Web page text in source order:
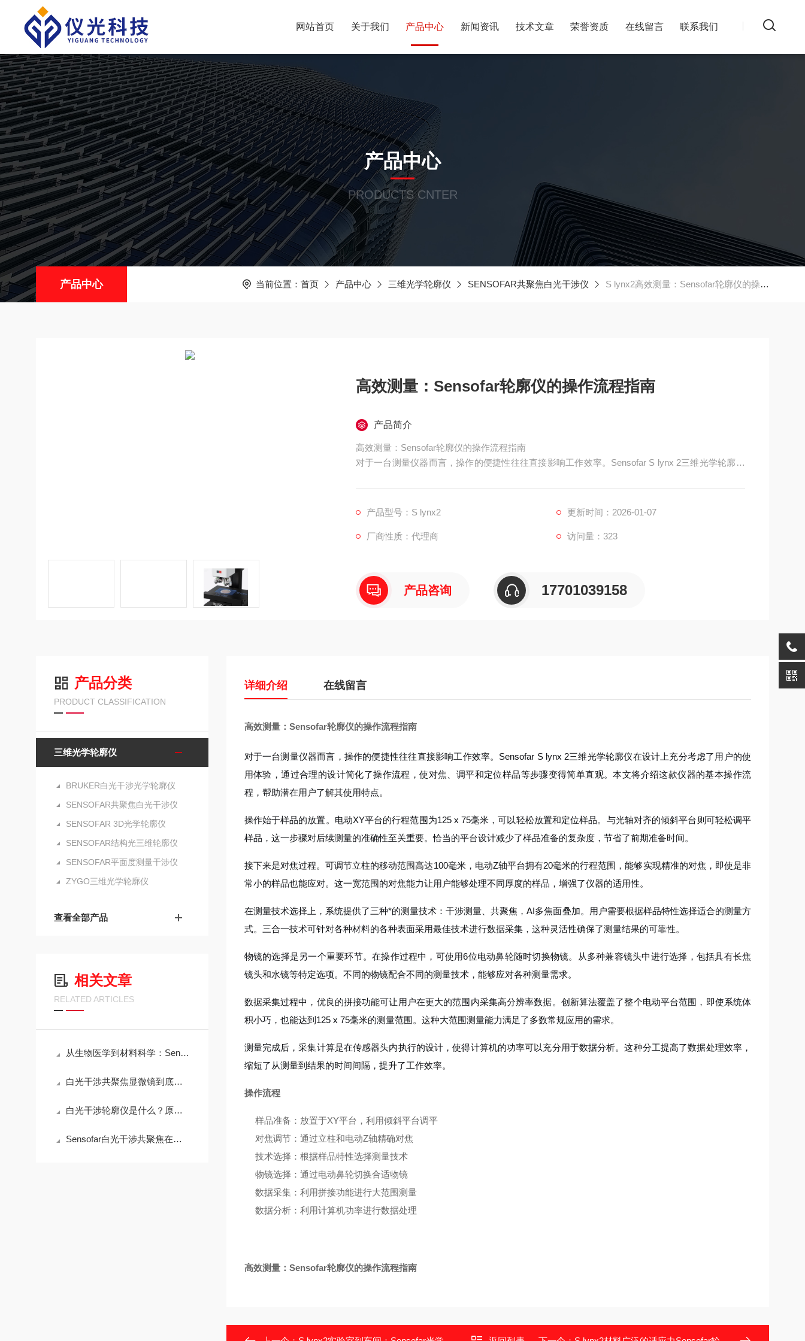
网站首页 关于我们 产品中心 新闻资讯 技术文章 荣誉资质 在线留言 联系我们
产品中心
PRODUCTS CNTER
产品中心 当前位置： 首页 产品中心 三维光学轮廓仪 SENSOFAR共聚焦白光干涉仪 S lynx2高效测量：Sensofar轮廓仪的操作流程指南
高效测量：Sensofar轮廓仪的操作流程指南
产品简介
高效测量：Sensofar轮廓仪的操作流程指南
对于一台测量仪器而言，操作的便捷性往往直接影响工作效率。Sensofar S lynx 2三维光学轮廓仪
产品型号：S lynx2
更新时间：2026-01-07
厂商性质：代理商 访问量：323
产品咨询 17701039158
产品分类
PRODUCT CLASSIFICATION
三维光学轮廓仪
BRUKER白光干涉光学轮廓仪
SENSOFAR共聚焦白光干涉仪
SENSOFAR 3D光学轮廓仪
SENSOFAR结构光三维轮廓仪
SENSOFAR平面度测量干涉仪
ZYGO三维光学轮廓仪
查看全部产品
相关文章
RELATED ARTICLES
从生物医学到材料科学：Sensofar三维共聚焦白光干涉仪的跨领域应用传奇
白光干涉共聚焦显微镜到底贵在哪？拆开看完你就懂了
白光干涉轮廓仪是什么？原理、用途与选购指南
Sensofar白光干涉共聚焦在半导体晶圆表面粗糙度检测中的应用与行业标准对标
详细介绍 在线留言
高效测量：Sensofar轮廓仪的操作流程指南
对于一台测量仪器而言，操作的便捷性往往直接影响工作效率。Sensofar S lynx 2三维光学轮廓仪在设计上充分考虑了用户的使
用体验，通过合理的设计简化了操作流程，使对焦、调平和定位样品等步骤变得简单直观。本文将介绍这款仪器的基本操作流
程，帮助潜在用户了解其使用特点。
操作始于样品的放置。电动XY平台的行程范围为125 x 75毫米，可以轻松放置和定位样品。与光轴对齐的倾斜平台则可轻松调平
样品，这一步骤对后续测量的准确性至关重要。恰当的平台设计减少了样品准备的复杂度，节省了前期准备时间。
接下来是对焦过程。可调节立柱的移动范围高达100毫米，电动Z轴平台拥有20毫米的行程范围，能够实现精准的对焦，即使是非
常小的样品也能应对。这一宽范围的对焦能力让用户能够处理不同厚度的样品，增强了仪器的适用性。
在测量技术选择上，系统提供了三种*的测量技术：干涉测量、共聚焦，AI多焦面叠加。用户需要根据样品特性选择适合的测量方
式。三合一技术可针对各种材料的各种表面采用最佳技术进行数据采集，这种灵活性确保了测量结果的可靠性。
物镜的选择是另一个重要环节。在操作过程中，可使用6位电动鼻轮随时切换物镜。从多种兼容镜头中进行选择，包括具有长焦
镜头和水镜等特定选项。不同的物镜配合不同的测量技术，能够应对各种测量需求。
数据采集过程中，优良的拼接功能可让用户在更大的范围内采集高分辨率数据。创新算法覆盖了整个电动平台范围，即使系统体
积小巧，也能达到125 x 75毫米的测量范围。这种大范围测量能力满足了多数常规应用的需求。
测量完成后，采集计算是在传感器头内执行的设计，使得计算机的功率可以充分用于数据分析。这种分工提高了数据处理效率，
缩短了从测量到结果的时间间隔，提升了工作效率。
操作流程
样品准备：放置于XY平台，利用倾斜平台调平
对焦调节：通过立柱和电动Z轴精确对焦
技术选择：根据样品特性选择测量技术
物镜选择：通过电动鼻轮切换合适物镜
数据采集：利用拼接功能进行大范围测量
数据分析：利用计算机功率进行数据处理
高效测量：Sensofar轮廓仪的操作流程指南